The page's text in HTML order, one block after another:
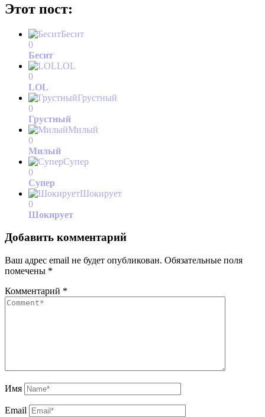
Этот пост:
Бесит
0
Бесит
LOL
0
LOL
Грустный
0
Грустный
Милый
0
Милый
Супер
0
Супер
Шокирует
0
Шокирует
Добавить комментарий
Ваш адрес email не будет опубликован. Обязательные поля
помечены *
Комментарий *
Имя
Email